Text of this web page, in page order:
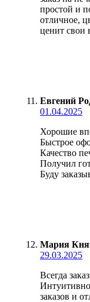
простой и
отличное,
ценит свои
Евгений
01.04.2025
Хорошие
Быстрое
Качество
Получил
Буду
Мария
29.03.2025
Всегда
заказов и